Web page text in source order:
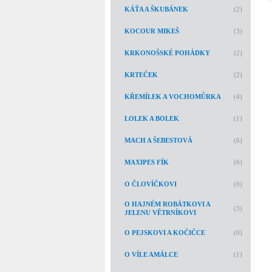
KÁŤA A ŠKUBÁNEK (2)
KOCOUR MIKEŠ (3)
KRKONOŠSKÉ POHÁDKY (2)
KRTEČEK (2)
KŘEMÍLEK A VOCHOMŮRKA (4)
LOLEK A BOLEK (1)
MACH A ŠEBESTOVÁ (6)
MAXIPES FÍK (6)
O ČLOVÍČKOVI (0)
O HAJNÉM ROBÁTKOVI A
JELENU VĚTRNÍKOVI
(3)
O PEJSKOVI A KOČIČCE (0)
O VÍLE AMÁLCE (1)